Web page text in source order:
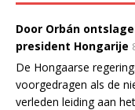
Door Orbán
president Hongarije
De Hongaarse
voorgedragen als de
verleden leiding aan